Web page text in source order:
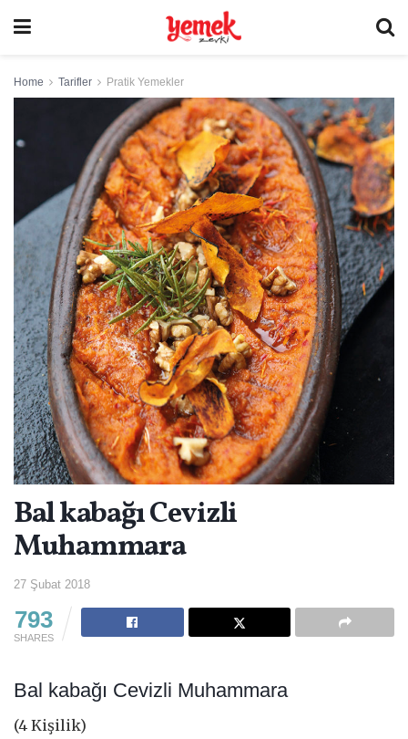
Home Tarifler Pratik Yemekler
Bal kabağı Cevizli
Muhammara
27 Şubat 2018
793
SHARES
Bal kabağı Cevizli Muhammara
(4 Kişilik)